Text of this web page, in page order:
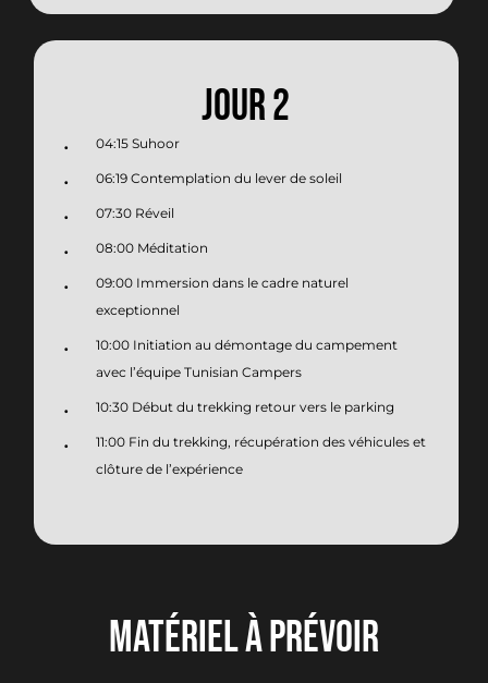
JOUR 2
04:15 Suhoor
06:19 Contemplation du lever de soleil
07:30 Réveil
08:00 Méditation
09:00 Immersion dans le cadre naturel
exceptionnel
10:00 Initiation au démontage du campement
avec l’équipe Tunisian Campers
10:30 Début du trekking retour vers le parking
11:00 Fin du trekking, récupération des véhicules et
clôture de l’expérience
MATÉRIEL À PRÉVOIR